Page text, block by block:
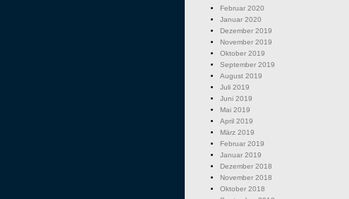
Februar 2020
Januar 2020
Dezember 2019
November 2019
Oktober 2019
September 2019
August 2019
Juli 2019
Juni 2019
Mai 2019
April 2019
März 2019
Februar 2019
Januar 2019
Dezember 2018
November 2018
Oktober 2018